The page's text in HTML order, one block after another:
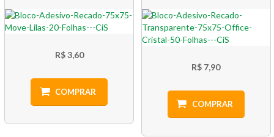
R$ 3,60
COMPRAR
R$ 7,90
COMPRAR